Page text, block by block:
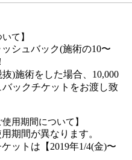
て】
シュバック(施術の10〜
)施術をした場合、10,000
バックチケットをお渡し致
用期間について】
期間が異なります。
ットは【2019年1/4(金)〜